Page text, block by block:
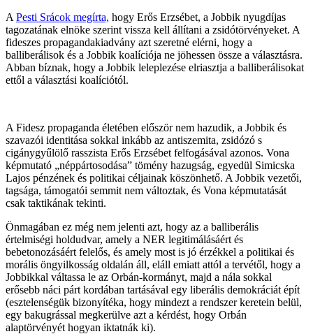
A Pesti Srácok megírta, hogy Erős Erzsébet, a Jobbik nyugdíjas
tagozatának elnöke szerint vissza kell állítani a zsidótörvényeket. A
fideszes propagandakiadvány azt szeretné elérni, hogy a
balliberálisok és a Jobbik koalíciója ne jöhessen össze a választásra.
Abban bíznak, hogy a Jobbik leleplezése elriasztja a balliberálisokat
ettől a választási koalíciótól.
A Fidesz propaganda életében először nem hazudik, a Jobbik és
szavazói identitása sokkal inkább az antiszemita, zsidózó s
cigánygyűlölő rasszista Erős Erzsébet felfogásával azonos. Vona
képmutató „néppártosodása” tömény hazugság, egyedül Simicska
Lajos pénzének és politikai céljainak köszönhető. A Jobbik vezetői,
tagsága, támogatói semmit nem változtak, és Vona képmutatását
csak taktikának tekinti.
Önmagában ez még nem jelenti azt, hogy az a balliberális
értelmiségi holdudvar, amely a NER legitimálásáért és
bebetonozásáért felelős, és amely most is jó érzékkel a politikai és
morális öngyilkosság oldalán áll, eláll emiatt attól a tervétől, hogy a
Jobbikkal váltassa le az Orbán-kormányt, majd a nála sokkal
erősebb náci párt kordában tartásával egy liberális demokráciát épít
(esztelenségük bizonyítéka, hogy mindezt a rendszer keretein belül,
egy bakugrással megkerülve azt a kérdést, hogy Orbán
alaptörvényét hogyan iktatnák ki).